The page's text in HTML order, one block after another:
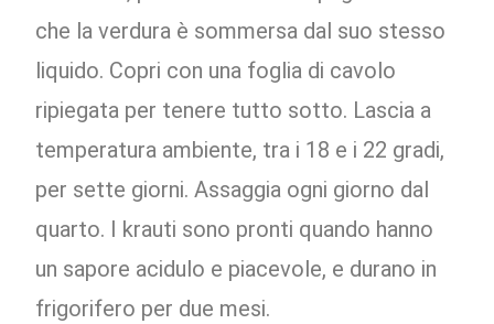
che la verdura è sommersa dal suo stesso
liquido. Copri con una foglia di cavolo
ripiegata per tenere tutto sotto. Lascia a
temperatura ambiente, tra i 18 e i 22 gradi,
per sette giorni. Assaggia ogni giorno dal
quarto. I krauti sono pronti quando hanno
un sapore acidulo e piacevole, e durano in
frigorifero per due mesi.